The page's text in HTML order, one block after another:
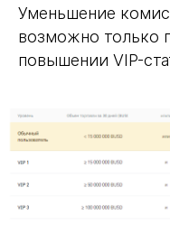
Уменьшение
возможно только
повышении VIP-